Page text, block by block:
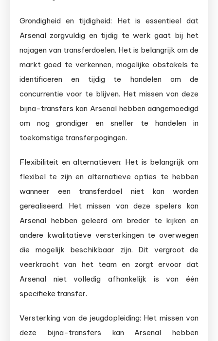
Grondigheid en tijdigheid: Het is essentieel dat
Arsenal zorgvuldig en tijdig te werk gaat bij het
najagen van transferdoelen. Het is belangrijk om de
markt goed te verkennen, mogelijke obstakels te
identificeren en tijdig te handelen om de
concurrentie voor te blijven. Het missen van deze
bijna-transfers kan Arsenal hebben aangemoedigd
om nog grondiger en sneller te handelen in
toekomstige transferpogingen.
Flexibiliteit en alternatieven: Het is belangrijk om
flexibel te zijn en alternatieve opties te hebben
wanneer een transferdoel niet kan worden
gerealiseerd. Het missen van deze spelers kan
Arsenal hebben geleerd om breder te kijken en
andere kwalitatieve versterkingen te overwegen
die mogelijk beschikbaar zijn. Dit vergroot de
veerkracht van het team en zorgt ervoor dat
Arsenal niet volledig afhankelijk is van één
specifieke transfer.
Versterking van de jeugdopleiding: Het missen van
deze bijna-transfers kan Arsenal hebben